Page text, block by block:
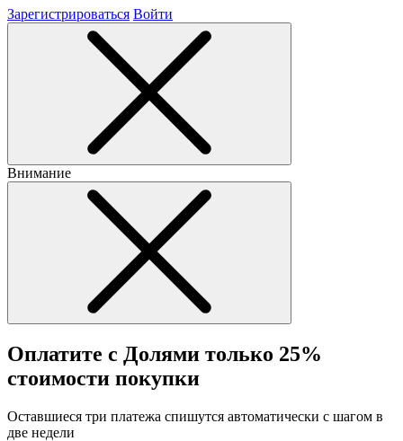
Зарегистрироваться Войти
Внимание
Оплатите с Долями только 25%
стоимости покупки
Оставшиеся три платежа спишутся автоматически с шагом в
две недели